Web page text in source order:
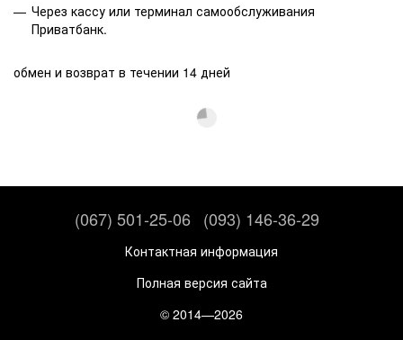
Через кассу или терминал самообслуживания
Приватбанк.
обмен и возврат в течении 14 дней
(067) 501-25-06 (093) 146-36-29
Контактная информация
Полная версия сайта
© 2014—2026